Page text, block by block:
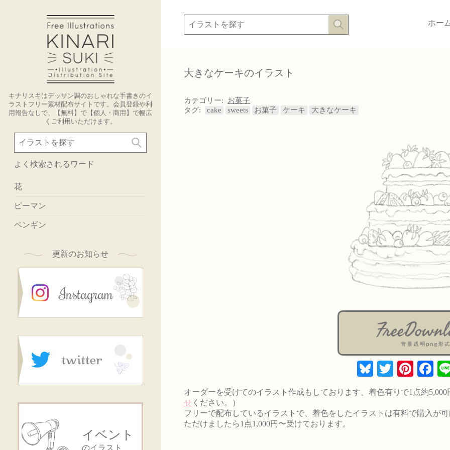
キナリスキはデッサン調のおしゃれな手書きのイ
ラストフリー素材配布サイトです。会員登録や利
用報告なしで、【無料】で【個人・商用】で幅広
くご利用いただけます。
よく検索されるワード
花
ピーマン
ペンギン
更新のお知らせ
イベント
のイラスト
ホー
大きなケーキのイラスト
カテゴリー:
お菓子
タグ:
cake sweets お菓子 ケーキ 大きなケーキ
Bluesky
Twitter
オーダーを受けてのイラスト作成もしております。着色有りで1点約
せ ください。）
フリーで配布しているイラストで、着色をしたイラストは有料で購入が
ただけましたら1点1,000円〜受けております。